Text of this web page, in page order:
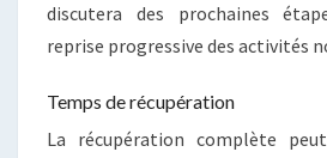
discutera des prochaines
reprise progressive des activités
Temps de récupération
La récupération complète